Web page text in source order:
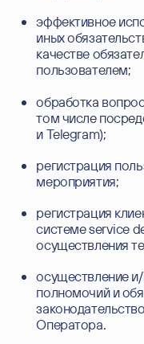
эффективное
иных
качестве
пользователем;
обработка
том числе
и Telegram);
регистрация
мероприятия;
регистрация
системе service
осуществления
осуществление
полномочий и
Оператора.